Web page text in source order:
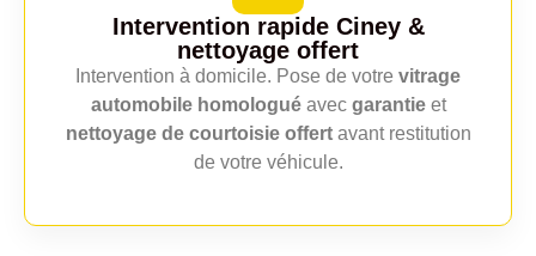
Intervention rapide Ciney &
nettoyage offert
Intervention à domicile. Pose de votre vitrage
automobile homologuéavec garantieet
nettoyage de courtoisie offertavant restitution
de votre véhicule.